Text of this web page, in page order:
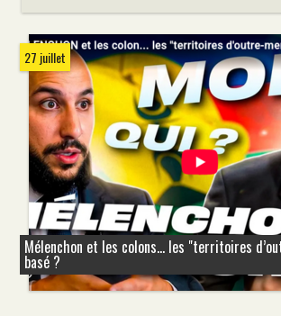
27 juillet
Mélenchon et les colons... les "territoires
basé ?